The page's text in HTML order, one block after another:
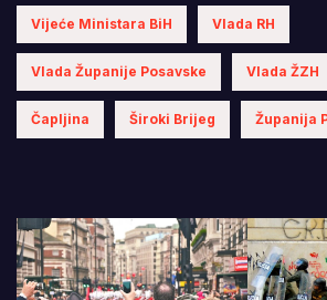
Vijeće Ministara BiH Vlada RH
Vlada Županije Posavske Vlada ŽZH
Čapljina Široki Brijeg Županija